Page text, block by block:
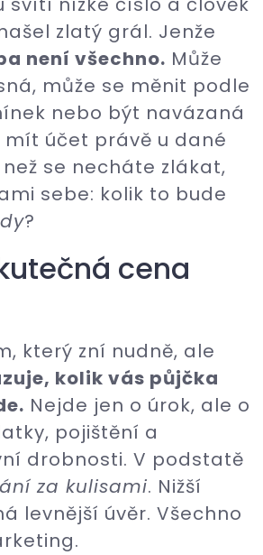
zlatý grál. Jenže
není všechno. Může
může se měnit podle
nebo být navázaná
účet právě u dané
než se necháte zlákat,
sebe: kolik to bude
?
cena
který zní nudně, ale
kolik vás půjčka
Nejde jen o úrok, ale o
pojištění a
drobnosti. V podstatě
za kulisami. Nižší
levnější úvěr. Všechno